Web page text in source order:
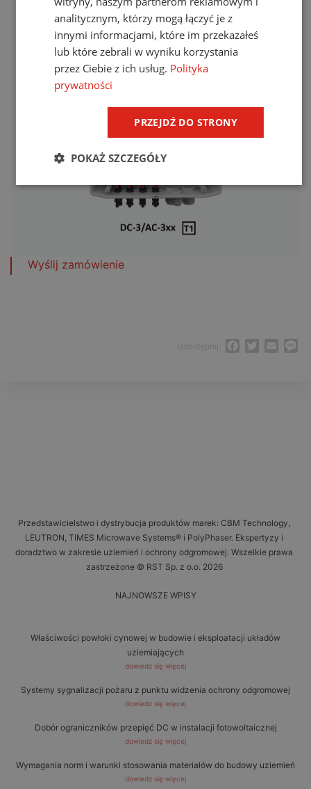
Zdjęcie poglądowe:
Wyślij zamówienie
Udostępnij: Facebook
Twitter
Email
Przedstawicielstwo i dystrybucja produktów marek: CBM Technology,
LEUTRON, TIMES Microwave Systems® i PolyPhaser. Ekspertyzy i
doradztwo w zakresie uziemień i ochrony odgromowej. Wszelkie prawa
zastrzeżone © RST Sp. z o.o. 2026
NAJNOWSZE WPISY
Właściwości powłoki cynowej w budowie i eksploatacji układów
uziemiających
dowiedz się więcej
Systemy sygnalizacji pożaru z punktu widzenia ochrony odgromowej
dowiedz się więcej
Dobór ograniczników przepięć DC w instalacji fotowoltaicznej
dowiedz się więcej
Wymagania norm i warunki stosowania materiałów do budowy uziemień
dowiedz się więcej
analitycznym, którzy mogą łączyć je z
innymi informacjami, które im przekazałeś
lub które zebrali w wyniku korzystania
przez Ciebie z ich usług. Polityka
prywatności
PRZEJDŹ DO STRONY
POKAŻ SZCZEGÓŁY